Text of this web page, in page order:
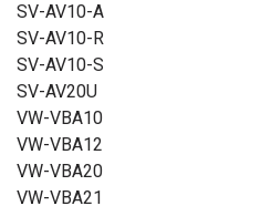
SV-AV10-A
SV-AV10-R
SV-AV10-S
SV-AV20U
VW-VBA10
VW-VBA12
VW-VBA20
VW-VBA21